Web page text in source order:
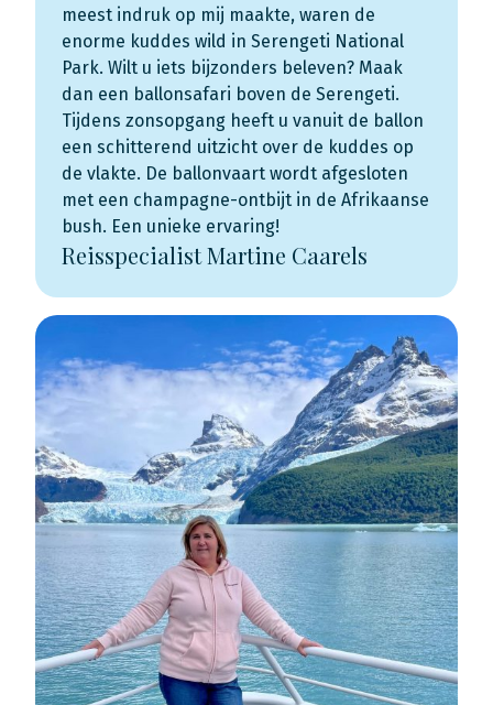
meest indruk op mij maakte, waren de
enorme kuddes wild in Serengeti National
Park. Wilt u iets bijzonders beleven? Maak
dan een ballonsafari boven de Serengeti.
Tijdens zonsopgang heeft u vanuit de ballon
een schitterend uitzicht over de kuddes op
de vlakte. De ballonvaart wordt afgesloten
met een champagne-ontbijt in de Afrikaanse
bush. Een unieke ervaring!
Reisspecialist Martine Caarels